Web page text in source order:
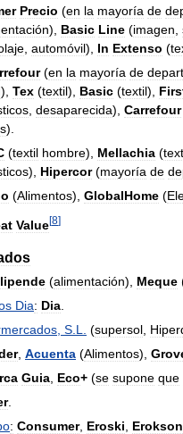
Precio (en la mayoría de
), Basic Line (imagen
automóvil), In Extenso (
(en la mayoría de
), Tex (textil), Basic (textil),
desaparecida), Carrefour
).
(textil hombre), Mellachia (
), Hipercor(mayoría de
(Alimentos), GlobalHome (
Value[8]
(alimentación), Meque
Dia: Dia
S L (supersol
, Acuenta (Alimentos),
Guia Eco+ (se supone que
.
: Consumer, Eroski Erokson